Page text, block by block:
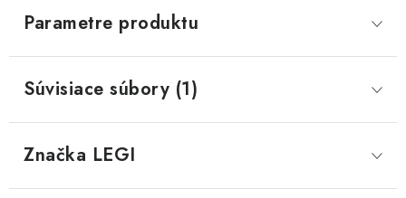
Parametre produktu
Súvisiace súbory (1)
Značka LEGI